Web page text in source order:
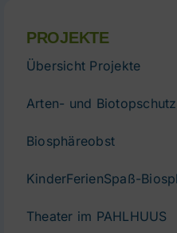
PROJEKTE
Übersicht Projekte
Arten- und Biotopschutz
Biosphäreobst
KinderFerienSpaß-
Theater im PAHLHUUS